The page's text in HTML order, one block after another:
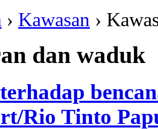
› Kawasan ›
dan waduk
Rio Tinto